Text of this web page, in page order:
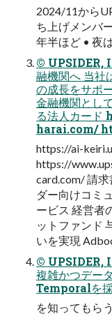
2024/11から
ち上げメンバ
年半ほど • 夜
© UPSIDER,
融機関へ 当社
の成長をサポ
金融機関とし
る法人カー
harai.com/
https://ai-
https://
card.com/ 請
ダー向けコミ
ービス 経営者
ットファンド
いを実現
© UPSIDER,
複雑かつデー
Temporalを
を知ってもらう